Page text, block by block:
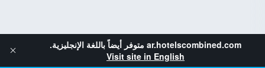
ar.hotelscombined.com متوفر أيضاً باللغة الإنجليزية.
Visit site in English